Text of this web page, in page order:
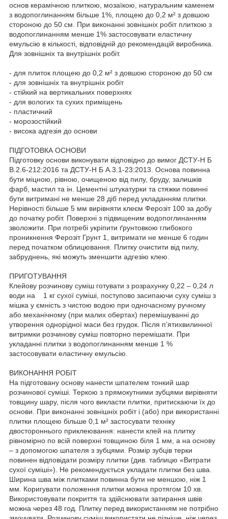
основ керамічною плиткою, мозаїкою, натуральним каменем
з водопоглинанням більше 1%, площею до 0,2 м² з довшою
стороною до 50 см. При виконанні зовнішніх робіт плиткою з
водопоглинанням менше 1% застосовувати еластичну
емульсію в кількості, відповідній до рекомендацій виробника.
Для зовнішніх та внутрішніх робіт.
- для плиток площею до 0,2 м² з довшою стороною до 50 см
- для зовнішніх та внутрішніх робіт
- стійкий на вертикальних поверхнях
- для вологих та сухих приміщень
- пластичний
- морозостійкий
- висока адгезія до основи
ПІДГОТОВКА ОСНОВИ
Підготовку основи виконувати відповідно до вимог ДСТУ-Н Б
В.2.6-212:2016 та ДСТУ-Н Б А.3.1-23:2013. Основа повинна
бути міцною, рівною, очищеною від пилу, бруду, залишків
фарб, мастил та ін. Цементні штукатурки та стяжки повинні
бути витримані не менше 28 діб перед укладанням плитки.
Нерівності більше 5 мм вирівняти клеєм Ферозіт 100 за добу
до початку робіт. Поверхні з підвищеним водопоглинанням
зволожити. При потребі укріпити ґрунтовкою глибокого
проникнення Ферозіт Грунт 1, витримати не менше 6 годин
перед початком облицювання. Плитку очистити від пилу,
забруднень, які можуть зменшити адгезію клею.
ПРИГОТУВАННЯ
Клейову розчинову суміш готувати з розрахунку 0,22 – 0,24 л
води на 1 кг сухої суміші, поступово засипаючи суху суміш з
мішка у ємність з чистою водою при одночасному ручному
або механічному (при малих обертах) перемішуванні до
утворення однорідної маси без грудок. Після п’ятихвилинної
витримки розчинову суміш повторно перемішати. При
укладанні плитки з водопоглинанням менше 1 %
застосовувати еластичну емульсію.
ВИКОНАННЯ РОБІТ
На підготовану основу нанести шпателем тонкий шар
розчинової суміші. Теркою з прямокутними зубцями вирівняти
товщину шару, після чого викласти плитки, притискаючи їх до
основи. При виконанні зовнішніх робіт і (або) при використанні
плитки площею більше 0,1 м² застосувати техніку
двостороннього приклеювання: нанести клей на плитку
рівномірно по всій поверхні товщиною біля 1 мм, а на основу
– з допомогою шпателя з зубцями. Розмір зубців терки
повинен відповідати розміру плитки (див. таблицю «Витрати
сухої суміші»). Не рекомендується укладати плитки без шва.
Ширина шва між плитками повинна бути не меншою, ніж 1
мм. Коригувати положення плитки можна протягом 10 хв.
Використовувати покриття та здійснювати затирання швів
можна через 48 год. Плитку перед використанням не потрібно